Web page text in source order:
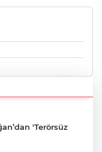
'Terörsüz